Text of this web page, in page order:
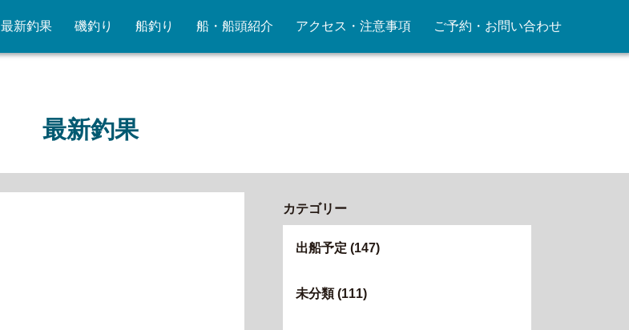
最新釣果 磯釣り 船釣り 船・船頭紹介 アクセス・注意事項 ご予約・お問い合わせ
最新釣果
カテゴリー
出船予定 (147)
未分類(111)